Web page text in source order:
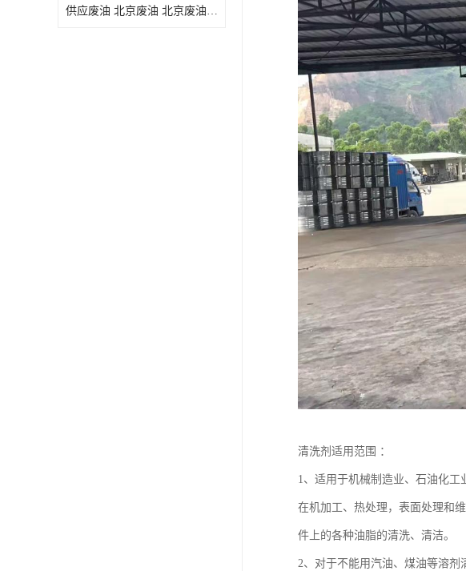
供应废油 北京废油 北京废油回收 废油收购
清洗剂适用范围 ：
1、适用于机械制造业、石油化
在机加工、热处理，表面处理和
件上的各种油脂的清洗、清洁。
2、对于不能用汽油、煤油等溶剂